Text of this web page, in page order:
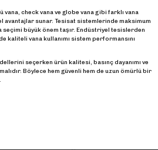
vana, check vana ve globe vana gibi farklı vana
avantajlar sunar. Tesisat sistemlerinde maksimum
seçimi büyük önem taşır. Endüstriyel tesislerden
kaliteli vana kullanımı sistem performansını
seçerken ürün kalitesi, basınç dayanımı ve
Böylece hem güvenli hem de uzun ömürlü bir